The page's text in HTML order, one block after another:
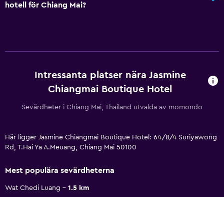
hotell för Chiang Mai?
Intressanta platser nära Jasmine
Chiangmai Boutique Hotel
Sevärdheter i Chiang Mai, Thailand utvalda av momondo
Här ligger Jasmine Chiangmai Boutique Hotel: 64/8/4 Suriyawong
Rd, T.Hai Ya A.Meuang, Chiang Mai 50100
Mest populära sevärdheterna
Wat Chedi Luang
1.5 km